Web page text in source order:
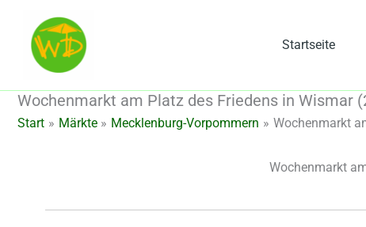
springen
Startseite
Wochenmarkt am Platz des Friedens in Wismar
Start Märkte Mecklenburg-Vorpommern Wochenmarkt
Wochenmarkt